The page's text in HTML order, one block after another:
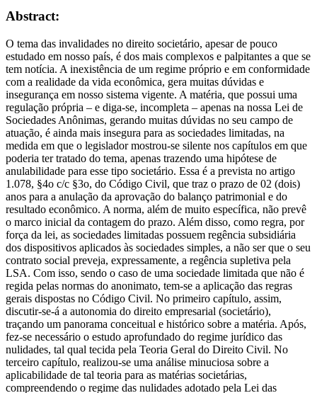
Abstract:
O tema das invalidades no direito societário, apesar de pouco
estudado em nosso país, é dos mais complexos e palpitantes a que se
tem notícia. A inexistência de um regime próprio e em conformidade
com a realidade da vida econômica, gera muitas dúvidas e
insegurança em nosso sistema vigente. A matéria, que possui uma
regulação própria – e diga-se, incompleta – apenas na nossa Lei de
Sociedades Anônimas, gerando muitas dúvidas no seu campo de
atuação, é ainda mais insegura para as sociedades limitadas, na
medida em que o legislador mostrou-se silente nos capítulos em que
poderia ter tratado do tema, apenas trazendo uma hipótese de
anulabilidade para esse tipo societário. Essa é a prevista no artigo
1.078, §4o c/c §3o, do Código Civil, que traz o prazo de 02 (dois)
anos para a anulação da aprovação do balanço patrimonial e do
resultado econômico. A norma, além de muito específica, não prevê
o marco inicial da contagem do prazo. Além disso, como regra, por
força da lei, as sociedades limitadas possuem regência subsidiária
dos dispositivos aplicados às sociedades simples, a não ser que o seu
contrato social preveja, expressamente, a regência supletiva pela
LSA. Com isso, sendo o caso de uma sociedade limitada que não é
regida pelas normas do anonimato, tem-se a aplicação das regras
gerais dispostas no Código Civil. No primeiro capítulo, assim,
discutir-se-á a autonomia do direito empresarial (societário),
traçando um panorama conceitual e histórico sobre a matéria. Após,
fez-se necessário o estudo aprofundado do regime jurídico das
nulidades, tal qual tecida pela Teoria Geral do Direito Civil. No
terceiro capítulo, realizou-se uma análise minuciosa sobre a
aplicabilidade de tal teoria para as matérias societárias,
compreendendo o regime das nulidades adotado pela Lei das